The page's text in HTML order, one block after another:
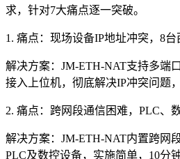
求，针对7大痛点逐一突破。
1. 痛点：现场设备IP地址冲突，8
解决方案：JM-ETH-NAT支持多端
接入上位机，彻底解决IP冲突问题
2. 痛点：跨网段通信困难，PLC、
解决方案：JM-ETH-NAT内置跨网
PLC及数控设备，实施简单，10分